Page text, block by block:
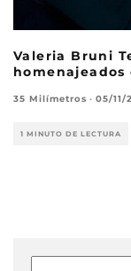
Valeria Bruni
homenajeados
35 Milímetros · 05/11/
1 MINUTO DE LECTURA